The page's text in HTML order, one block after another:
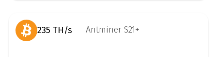
235 TH/s